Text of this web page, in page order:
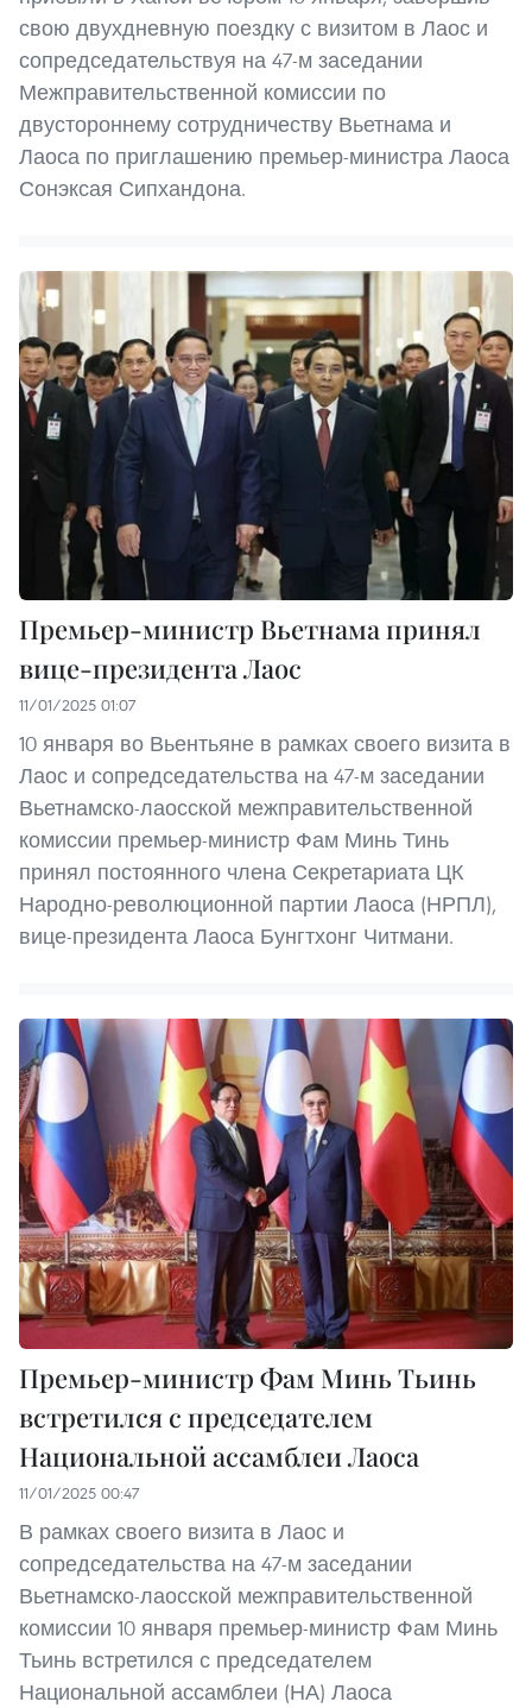
свою двухдневную поездку с визитом в Лаос и
сопредседательствуя на 47-м заседании
Межправительственной комиссии по
двустороннему сотрудничеству Вьетнама и
Лаоса по приглашению премьер-министра Лаоса
Сонэксая Сипхандона.
Премьер-министр Вьетнама принял
вице-президента Лаос
11/01/2025 01:07
10 января во Вьентьяне в рамках своего визита в
Лаос и сопредседательства на 47-м заседании
Вьетнамско-лаосской межправительственной
комиссии премьер-министр Фам Минь Тинь
принял постоянного члена Секретариата ЦК
Народно-революционной партии Лаоса (НРПЛ),
вице-президента Лаоса Бунгтхонг Читмани.
Премьер-министр Фам Минь Тьинь
встретился с председателем
Национальной ассамблеи Лаоса
11/01/2025 00:47
В рамках своего визита в Лаос и
сопредседательства на 47-м заседании
Вьетнамско-лаосской межправительственной
комиссии 10 января премьер-министр Фам Минь
Тьинь встретился с председателем
Национальной ассамблеи (НА) Лаоса